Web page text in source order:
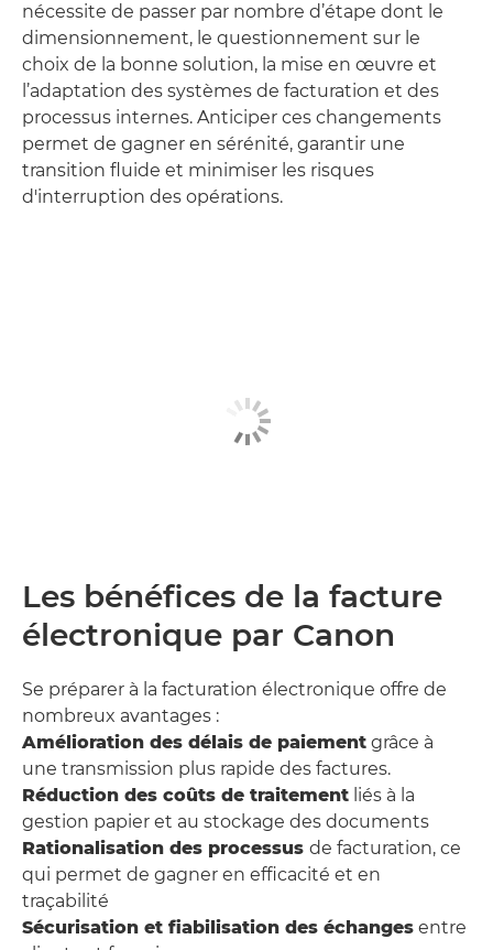
nécessite de passer par nombre d’étape dont le
dimensionnement, le questionnement sur le
choix de la bonne solution, la mise en œuvre et
l’adaptation des systèmes de facturation et des
processus internes. Anticiper ces changements
permet de gagner en sérénité, garantir une
transition fluide et minimiser les risques
d'interruption des opérations.
Les bénéfices de la facture
électronique par Canon
Se préparer à la facturation électronique offre de
nombreux avantages :
Amélioration des délais de paiement grâce à
une transmission plus rapide des factures.
Réduction des coûts de traitement liés à la
gestion papier et au stockage des documents
Rationalisation des processus de facturation, ce
qui permet de gagner en efficacité et en
traçabilité
Sécurisation et fiabilisation des échanges entre